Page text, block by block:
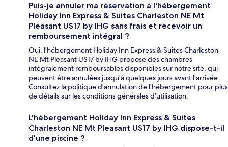
Puis-je annuler ma réservation à l'hébergement
Holiday Inn Express & Suites Charleston NE Mt
Pleasant US17 by IHG sans frais et recevoir un
remboursement intégral ?
Oui, l'hébergement Holiday Inn Express & Suites Charleston
NE Mt Pleasant US17 by IHG propose des chambres
intégralement remboursables disponibles sur notre site, qui
peuvent être annulées jusqu'à quelques jours avant l'arrivée.
Consultez la politique d'annulation de l'hébergement pour plus
de détails sur les conditions générales d'utilisation.
L'hébergement Holiday Inn Express & Suites
Charleston NE Mt Pleasant US17 by IHG dispose-t-il
d'une piscine ?